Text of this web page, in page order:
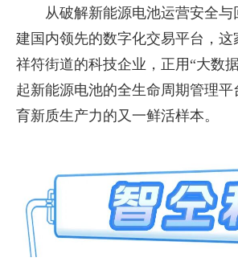
从破解新能源电池运营安全与
建国内领先的数字化交易平台，这
祥符街道的科技企业，正用“大数
起新能源电池的全生命周期管理
育新质生产力的又一鲜活样本。